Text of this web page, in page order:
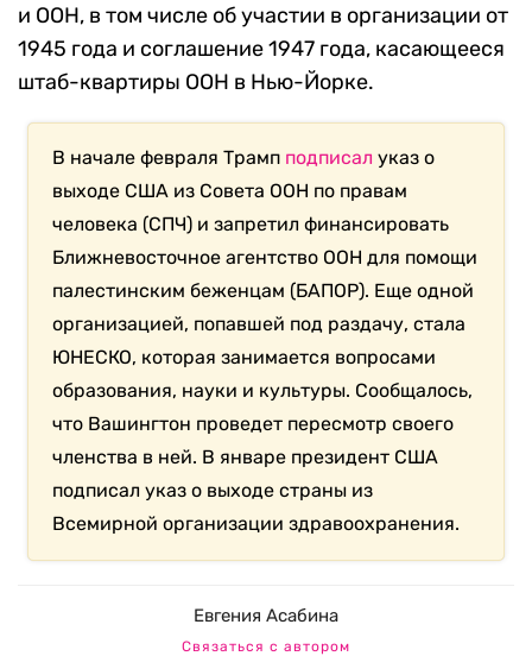
и ООН, в том числе об участии в организации от
1945 года и соглашение 1947 года, касающееся
штаб-квартиры ООН в Нью-Йорке.
В начале февраля Трамп подписал указ о
выходе США из Совета ООН по правам
человека (СПЧ) и запретил финансировать
Ближневосточное агентство ООН для помощи
палестинским беженцам (БАПОР). Еще одной
организацией, попавшей под раздачу, стала
ЮНЕСКО, которая занимается вопросами
образования, науки и культуры. Сообщалось,
что Вашингтон проведет пересмотр своего
членства в ней. В январе президент США
подписал указ о выходе страны из
Всемирной организации здравоохранения.
Евгения Асабина
Связаться с автором